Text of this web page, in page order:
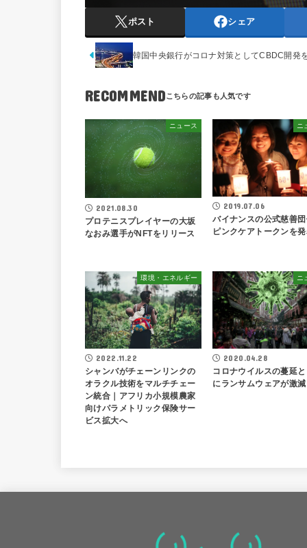
ポスト シェア
韓国中央銀行がコロナ対策としてCBDC開発
RECOMMEND
ニュース
2021.08.30
プロテニスプレイヤーの大坂
なおみ選手がNFTをリリース
ニ
2019.07.06
バイナンスの公式慈善
ピンクケアトークンを
環境・エネルギー
2022.11.22
シャンバがチェーンリンクの
オラクル技術をマルチチェー
ン統合｜アフリカ小規模農家
向けパラメトリック保険サー
ビス拡大へ
ニ
2020.04.28
コロナウイルスの蔓延
にランサムウェアが激減